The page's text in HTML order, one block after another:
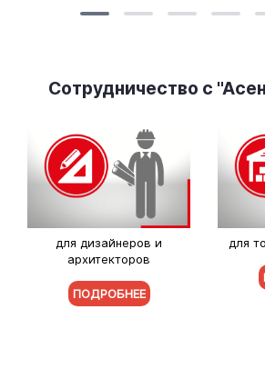
Сотрудничество с
для дизайнеров и
архитекторов
ПОДРОБНЕЕ
для